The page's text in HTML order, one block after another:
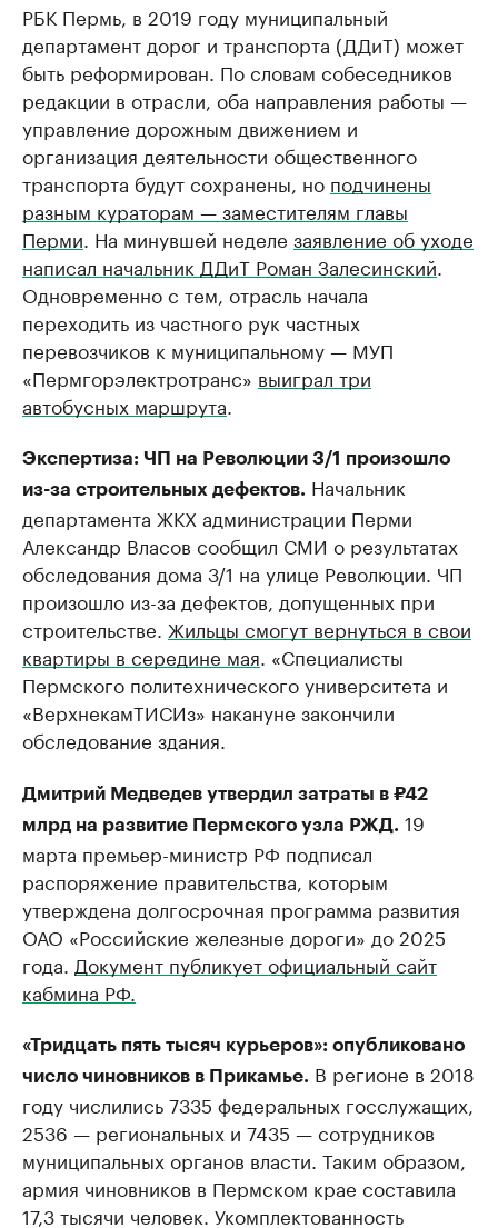
РБК Пермь, в 2019 году муниципальный
департамент дорог и транспорта (ДДиТ) может
быть реформирован. По словам собеседников
редакции в отрасли, оба направления работы —
управление дорожным движением и
организация деятельности общественного
транспорта будут сохранены, но подчинены
разным кураторам — заместителям главы
Перми . На минувшей неделе заявление об уходе
написал начальник ДДиТ Роман Залесинский
Одновременно с тем, отрасль начала
переходить из частного рук частных
перевозчиков к муниципальному — МУП
«Пермгорэлектротранс» выиграл три
автобусных маршрута
Экспертиза: ЧП на Революции 3/1 произошло
из-за строительных дефектов. Начальник
департамента ЖКХ администрации Перми
Александр Власов сообщил СМИ о результатах
обследования дома 3/1 на улице Революции. ЧП
произошло из-за дефектов, допущенных при
строительстве. Жильцы смогут вернуться в свои
квартиры в середине мая . «Специалисты
Пермского политехнического университета и
«ВерхнекамТИСИз» накануне закончили
обследование здания.
Дмитрий Медведев утвердил затраты в ₽42
млрд на развитие Пермского узла РЖД. 19
марта премьер-министр РФ подписал
распоряжение правительства, которым
утверждена долгосрочная программа развития
ОАО «Российские железные дороги» до 2025
года. Документ публикует официальный сайт
кабмина РФ.
«Тридцать пять тысяч курьеров»: опубликовано
число чиновников в Прикамье. В регионе в 2018
году числились 7335 федеральных госслужащих,
2536 — региональных и 7435 — сотрудников
муниципальных органов власти. Таким образом,
армия чиновников в Пермском крае составила
17,3 тысячи человек. Укомплектованность